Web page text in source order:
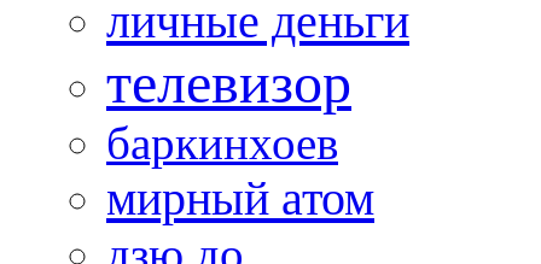
личные деньги
телевизор
баркинхоев
мирный атом